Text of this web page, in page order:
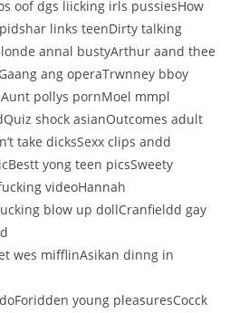
oof dgs liicking irls pussiesHow
links teenDirty talking
annal bustyArthur aand thee
ang operaTrwnney bboy
pollys pornMoel mmpl
shock asianOutcomes adult
take dicksSexx clips andd
yong teen picsSweety
videoHannah
blow up dollCranfieldd gay
wes mifflinAsikan dinng in
young pleasuresCocck